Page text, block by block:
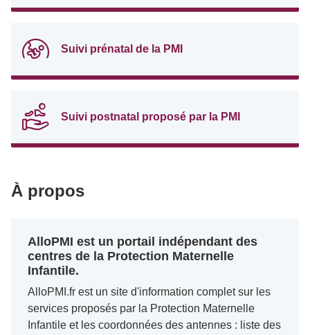
Suivi prénatal de la PMI
Suivi postnatal proposé par la PMI
À propos
AlloPMI est un portail indépendant des
centres de la Protection Maternelle
Infantile.
AlloPMI.fr est un site d'information complet sur les
services proposés par la Protection Maternelle
Infantile et les coordonnées des antennes : liste des